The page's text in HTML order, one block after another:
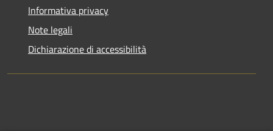
Informativa privacy
Note legali
Dichiarazione di accessibilità